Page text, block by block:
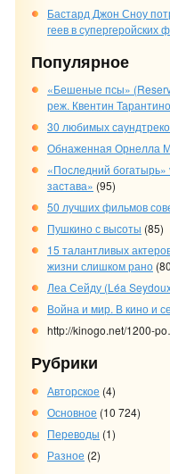
Бастард Джон Сноу
геев в супергеройских
Популярное
«Бешеные псы»
реж. Квентин Тарантино
30 любимых
Обнаженная Орнелла
«Последний
застава» (95)
50 лучших фильмов
Пушкино с высоты (85)
15 талантливых
жизни слишком рано
Леа Сейду (Léa
Война и мир. В кино и
http://kinogo.net/1200-
Рубрики
Авторское (4)
Основное (10 724)
Переводы (1)
Разное (2)